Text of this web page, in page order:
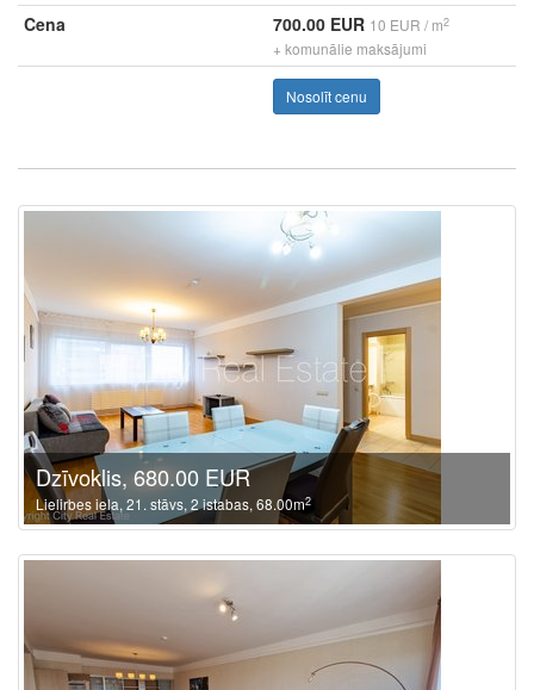
Cena
700.00 EUR 10 EUR / m2
+ komunālie maksājumi
Nosolīt cenu
Dzīvoklis, 680.00 EUR
Lielirbes iela, 21. stāvs, 2 istabas, 68.00m2